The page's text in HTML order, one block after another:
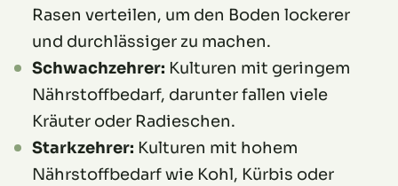
Rasen verteilen, um den Boden lockerer
und durchlässiger zu machen.
Schwachzehrer: Kulturen mit geringem
Nährstoffbedarf, darunter fallen viele
Kräuter oder Radieschen.
Starkzehrer: Kulturen mit hohem
Nährstoffbedarf wie Kohl, Kürbis oder